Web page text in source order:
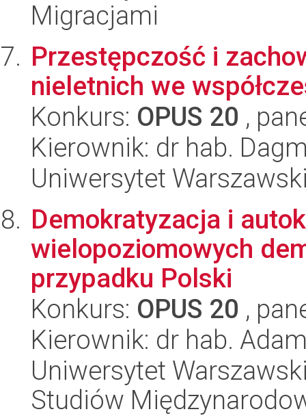
Migracjami
Przestępczość i
nieletnich we
Konkurs: OPUS 20 ,
Kierownik: dr hab.
Uniwersytet
Demokratyzacja i
wielopoziomowych
przypadku Polski
Konkurs: OPUS 20 ,
Kierownik: dr hab.
Uniwersytet
Studiów